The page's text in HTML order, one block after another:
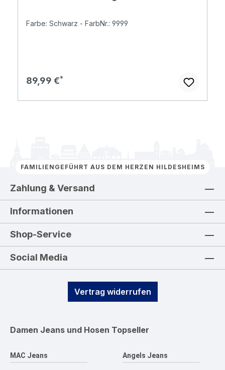
Farbe: Schwarz - FarbNr.: 9999
Regulärer Preis:
89,99 €
FAMILIENGEFÜHRT AUS DEM HERZEN HILDESHEIMS
Zahlung & Versand
Informationen
Shop-Service
Social Media
Vertrag widerrufen
Damen Jeans und Hosen Topseller
MAC Jeans Angels Jeans